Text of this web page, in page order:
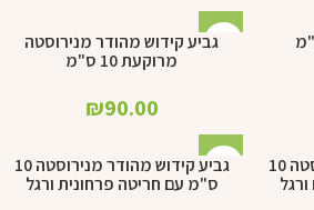
גביע קידוש מהודר מנירוסטה
מרוקעת 10 ס"מ
₪90.00
גביע קידוש מהודר מנירוסטה 10
גביע קידוש מהודר מנירוסטה 10
ס"מ עם חריטה פרחונית ורגל